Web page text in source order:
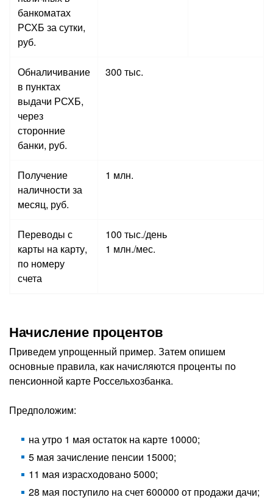
банкоматах
РСХБ за сутки,
руб.
Обналичивание
в пунктах
выдачи РСХБ,
через
сторонние
банки, руб.
300 тыс.
Получение
наличности за
месяц, руб.
1 млн.
Переводы с
карты на карту,
по номеру
счета
100 тыс./день
1 млн./мес.
Начисление процентов
Приведем упрощенный пример. Затем опишем
основные правила, как начисляются проценты по
пенсионной карте Россельхозбанка.
Предположим:
на утро 1 мая остаток на карте 10000;
5 мая зачисление пенсии 15000;
11 мая израсходовано 5000;
28 мая поступило на счет 600000 от продажи дачи;